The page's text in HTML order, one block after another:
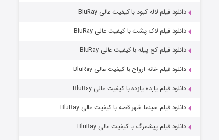
دانلود فیلم لاله کبود با کیفیت عالی BluRay
دانلود فیلم لاک پشت با کیفیت عالی BluRay
دانلود فیلم کج‌ پیله با کیفیت عالی BluRay
دانلود فیلم خانه ارواح با کیفیت عالی BluRay
دانلود فیلم یازده یازده با کیفیت عالی BluRay
دانلود فیلم سینما شهر قصه با کیفیت عالی BluRay
دانلود فیلم پیشمرگ با کیفیت عالی BluRay